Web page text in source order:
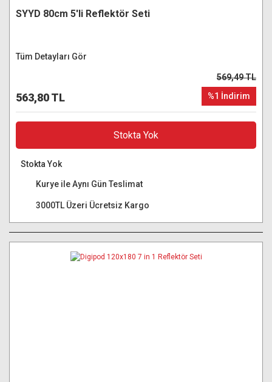
SYYD 80cm 5'li Reflektör Seti
Tüm Detayları Gör
563,80 TL
569,49 TL
%1 İndirim
Stokta Yok
Stokta Yok
Kurye ile Aynı Gün Teslimat
3000TL Üzeri Ücretsiz Kargo